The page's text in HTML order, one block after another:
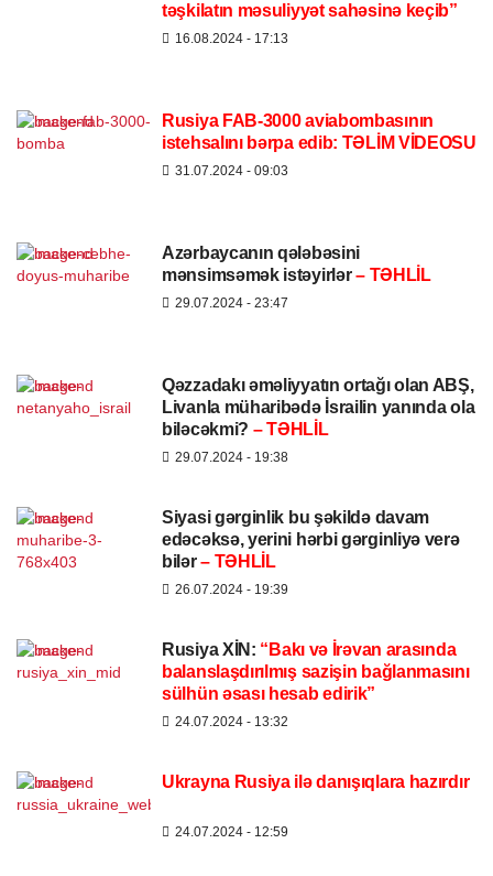
təşkilatın məsuliyyət sahəsinə keçib”
16.08.2024 - 17:13
Rusiya FAB-3000 aviabombasının
istehsalını bərpa edib: TƏLİM VİDEOSU
31.07.2024 - 09:03
Azərbaycanın qələbəsini
mənsimsəmək istəyirlər– TƏHLİL
29.07.2024 - 23:47
Qəzzadakı əməliyyatın ortağı olan ABŞ,
Livanla müharibədə İsrailin yanında ola
biləcəkmi? – TƏHLİL
29.07.2024 - 19:38
Siyasi gərginlik bu şəkildə davam
edəcəksə, yerini hərbi gərginliyə verə
bilər– TƏHLİL
26.07.2024 - 19:39
Rusiya XİN: “Bakı və İrəvan arasında
balanslaşdırılmış sazişin bağlanmasını
sülhün əsası hesab edirik”
24.07.2024 - 13:32
Ukrayna Rusiya ilə danışıqlara hazırdır
24.07.2024 - 12:59